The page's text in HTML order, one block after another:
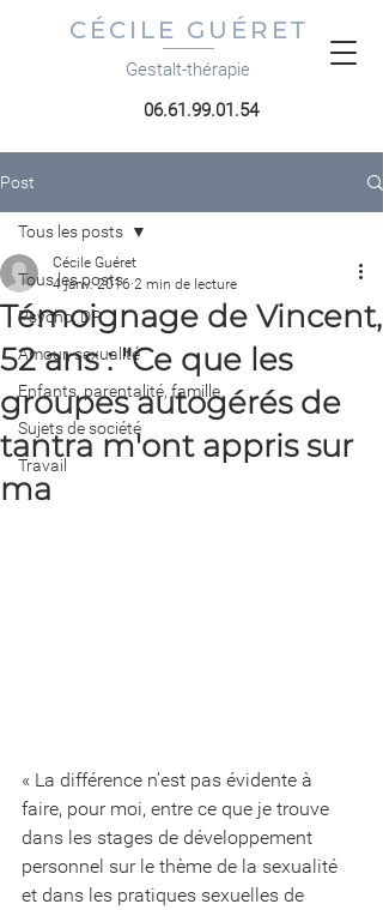
CÉCILE GUÉRET
Gestalt-thérapie
06.61.99.01.54
Post
Tous les posts
Psycho, DP
Amour, sexualité
Enfants, parentalité, famille
Sujets de société
Travail
Tous les posts
Témoignage de Vincent,
52 ans : "Ce que les
groupes autogérés de
tantra m'ont appris sur
ma
Cécile Guéret
4 janv. 2016 2 min de lecture
« La différence n’est pas évidente à
faire, pour moi, entre ce que je trouve
dans les stages de développement
personnel sur le thème de la sexualité
et dans les pratiques sexuelles de